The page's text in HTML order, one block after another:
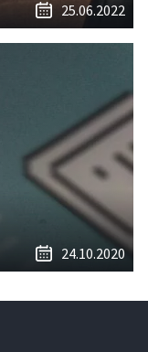
25.06.2022
24.10.2020